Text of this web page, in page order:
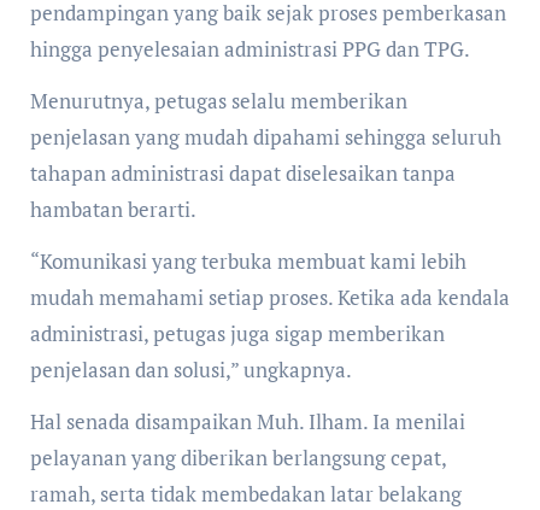
pendampingan yang baik sejak proses pemberkasan
hingga penyelesaian administrasi PPG dan TPG.
Menurutnya, petugas selalu memberikan
penjelasan yang mudah dipahami sehingga seluruh
tahapan administrasi dapat diselesaikan tanpa
hambatan berarti.
“Komunikasi yang terbuka membuat kami lebih
mudah memahami setiap proses. Ketika ada kendala
administrasi, petugas juga sigap memberikan
penjelasan dan solusi,” ungkapnya.
Hal senada disampaikan Muh. Ilham. Ia menilai
pelayanan yang diberikan berlangsung cepat,
ramah, serta tidak membedakan latar belakang